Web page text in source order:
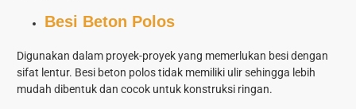
Besi Beton Polos
Digunakan dalam proyek-proyek yang memerlukan besi dengan
sifat lentur. Besi beton polos tidak memiliki ulir sehingga lebih
mudah dibentuk dan cocok untuk konstruksi ringan.